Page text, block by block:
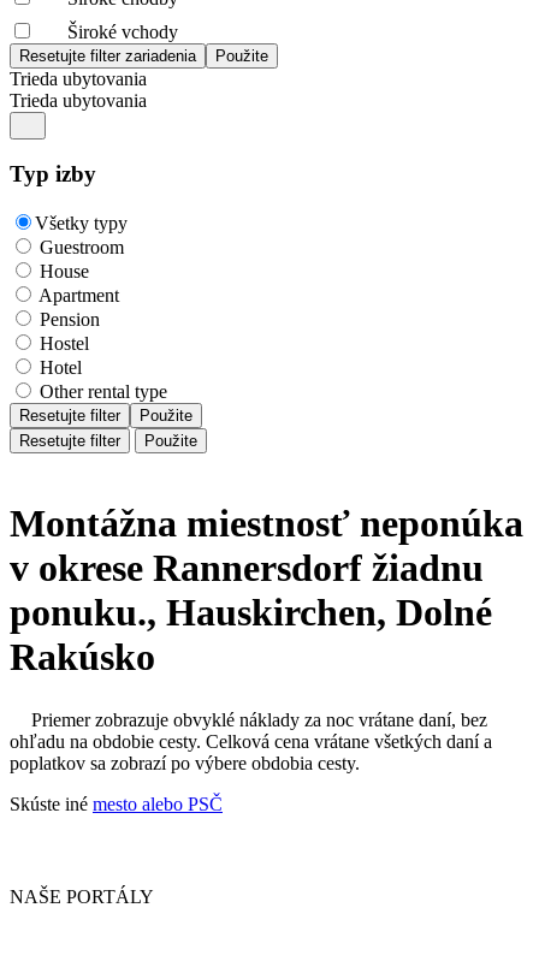
Široké vchody
Trieda ubytovania
Trieda ubytovania
Typ izby
Všetky typy
Guestroom
House
Apartment
Pension
Hostel
Hotel
Other rental type
Resetujte filter
Použite
Resetujte filter
Použite
Montážna miestnosť neponúka
v okrese Rannersdorf žiadnu
ponuku., Hauskirchen, Dolné
Rakúsko
Priemer zobrazuje obvyklé náklady za noc vrátane daní, bez
ohľadu na obdobie cesty. Celková cena vrátane všetkých daní a
poplatkov sa zobrazí po výbere obdobia cesty.
Skúste iné mesto alebo PSČ
NAŠE PORTÁLY